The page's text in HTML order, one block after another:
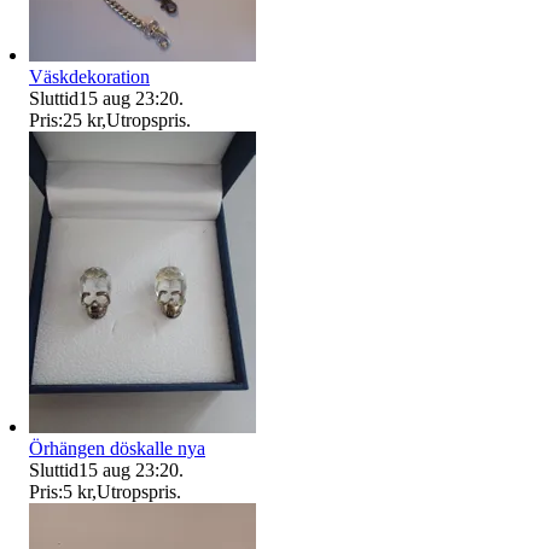
Väskdekoration
Sluttid15 aug 23:20.
Pris:25 kr,Utropspris.
Örhängen döskalle nya
Sluttid15 aug 23:20.
Pris:5 kr,Utropspris.